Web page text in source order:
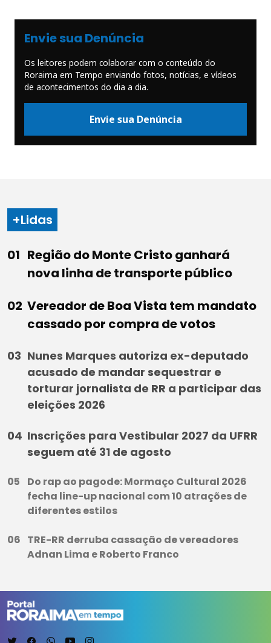
Envie sua Denúncia
Os leitores podem colaborar com o conteúdo do
Roraima em Tempo enviando fotos, notícias, e vídeos
de acontecimentos do dia a dia.
Envie sua Denúncia
+Lidas
Região do Monte Cristo ganhará
nova linha de transporte público
Vereador de Boa Vista tem mandato
cassado por compra de votos
Nunes Marques autoriza ex-deputado
acusado de mandar sequestrar e
torturar jornalista de RR a participar das
eleições 2026
Inscrições para Vestibular 2027 da UFRR
seguem até 31 de agosto
Do rap ao pagode: Mormaço Cultural 2026
fecha line-up nacional com 10 atrações de
diferentes estilos
TRE-RR derruba cassação de vereadores
Adnan Lima e Roberto Franco